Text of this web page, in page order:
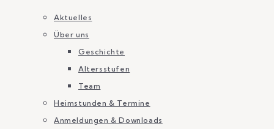
Aktuelles
Über uns
Geschichte
Altersstufen
Team
Heimstunden & Termine
Anmeldungen & Downloads